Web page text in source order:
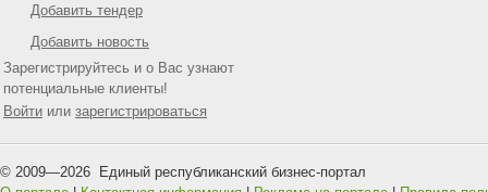
Добавить тендер
Добавить новость
Зарегистрируйтесь и о Вас узнают
потенциальные клиенты!
Войти или зарегистрироваться
© 2009—2026 Единый республиканский бизнес-портал